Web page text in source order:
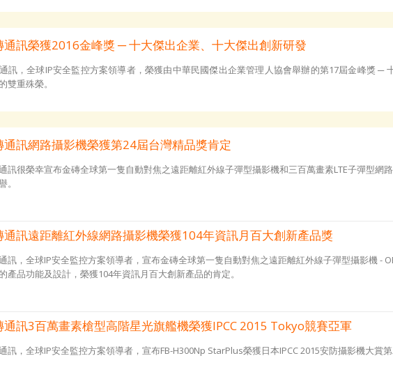
通訊榮獲2016金峰獎 ─ 十大傑出企業、十大傑出創新研發
訊，全球IP安全監控方案領導者，榮獲由中華民國傑出企業管理人協會舉辦的第17屆金峰獎 ─
雙重殊榮。
通訊網路攝影機榮獲第24屆台灣精品獎肯定
訊很榮幸宣布金磚全球第一隻自動對焦之遠距離紅外線子彈型攝影機和三百萬畫素LTE子彈型網
。
通訊遠距離紅外線網路攝影機榮獲104年資訊月百大創新產品獎
訊，全球IP安全監控方案領導者，宣布金磚全球第一隻自動對焦之遠距離紅外線子彈型攝影機 -
產品功能及設計，榮獲104年資訊月百大創新產品的肯定。
通訊3百萬畫素槍型高階星光旗艦機榮獲IPCC 2015 Tokyo競賽亞軍
訊，全球IP安全監控方案領導者，宣布FB-H300Np StarPlus榮獲日本IPCC 2015安防攝影機大賞第